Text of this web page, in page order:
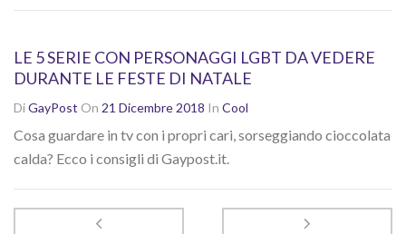
LE 5 SERIE CON PERSONAGGI LGBT DA VEDERE
DURANTE LE FESTE DI NATALE
DiGayPost On 21 Dicembre 2018 In Cool
Cosa guardare in tv con i propri cari, sorseggiando cioccolata
calda? Ecco i consigli di Gaypost.it.